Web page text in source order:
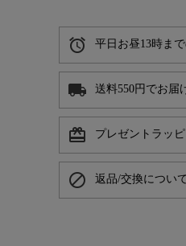
alarm 平日お昼13時ま
local_shipping 送料550円でお届
card_giftcard プレゼントラッ
block 返品/交換について